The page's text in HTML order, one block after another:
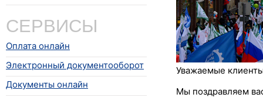
СЕРВИСЫ
Оплата онлайн
Электронный документооборот
Документы онлайн
Уважаемые
Мы поздравляем